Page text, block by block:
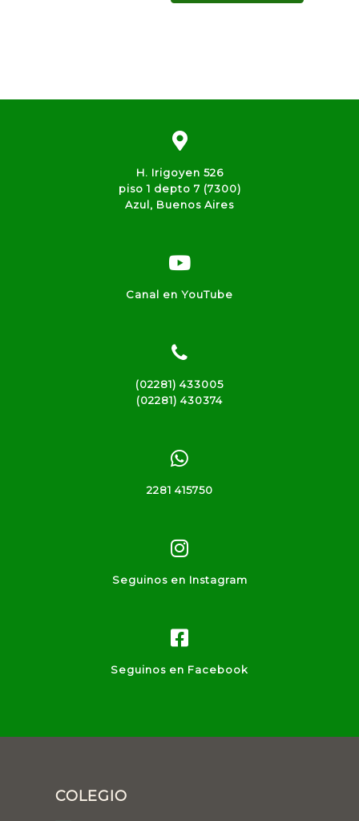
H. Irigoyen 526
piso 1 depto 7 (7300)
Azul, Buenos Aires
Canal en YouTube
(02281) 433005
(02281) 430374
2281 415750
Seguinos en Instagram
Seguinos en Facebook
COLEGIO